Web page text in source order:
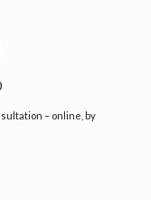
– online, by